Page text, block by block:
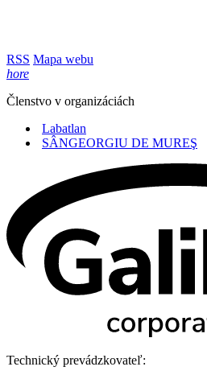
RSS Mapa webu
hore
Členstvo v organizáciách
Labatlan
SÂNGEORGIU DE MUREŞ
Technický prevádzkovateľ: